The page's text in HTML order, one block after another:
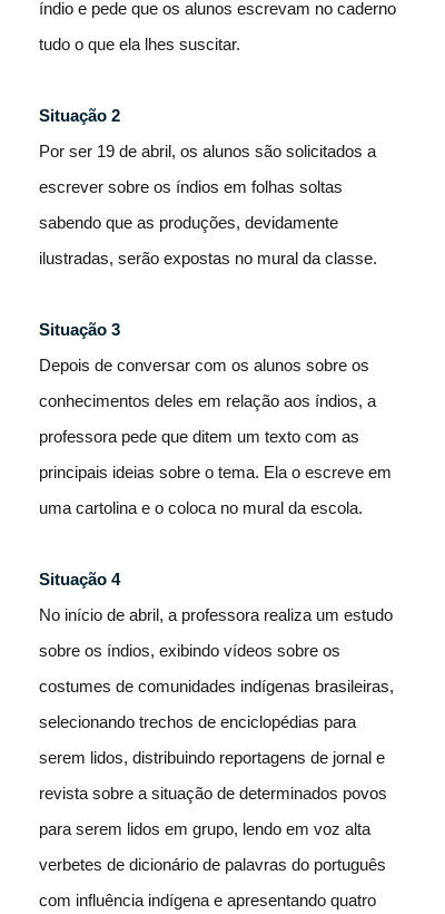
índio e pede que os alunos escrevam no caderno
tudo o que ela lhes suscitar.
Situação 2
Por ser 19 de abril, os alunos são solicitados a
escrever sobre os índios em folhas soltas
sabendo que as produções, devidamente
ilustradas, serão expostas no mural da classe.
Situação 3
Depois de conversar com os alunos sobre os
conhecimentos deles em relação aos índios, a
professora pede que ditem um texto com as
principais ideias sobre o tema. Ela o escreve em
uma cartolina e o coloca no mural da escola.
Situação 4
No início de abril, a professora realiza um estudo
sobre os índios, exibindo vídeos sobre os
costumes de comunidades indígenas brasileiras,
selecionando trechos de enciclopédias para
serem lidos, distribuindo reportagens de jornal e
revista sobre a situação de determinados povos
para serem lidos em grupo, lendo em voz alta
verbetes de dicionário de palavras do português
com influência indígena e apresentando quatro